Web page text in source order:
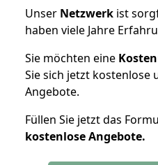
Unser Netzwerk ist
haben viele Jahre
Sie möchten eine
Sie sich jetzt kostenlose
Angebote.
Füllen Sie jetzt das
kostenloseAngebote.